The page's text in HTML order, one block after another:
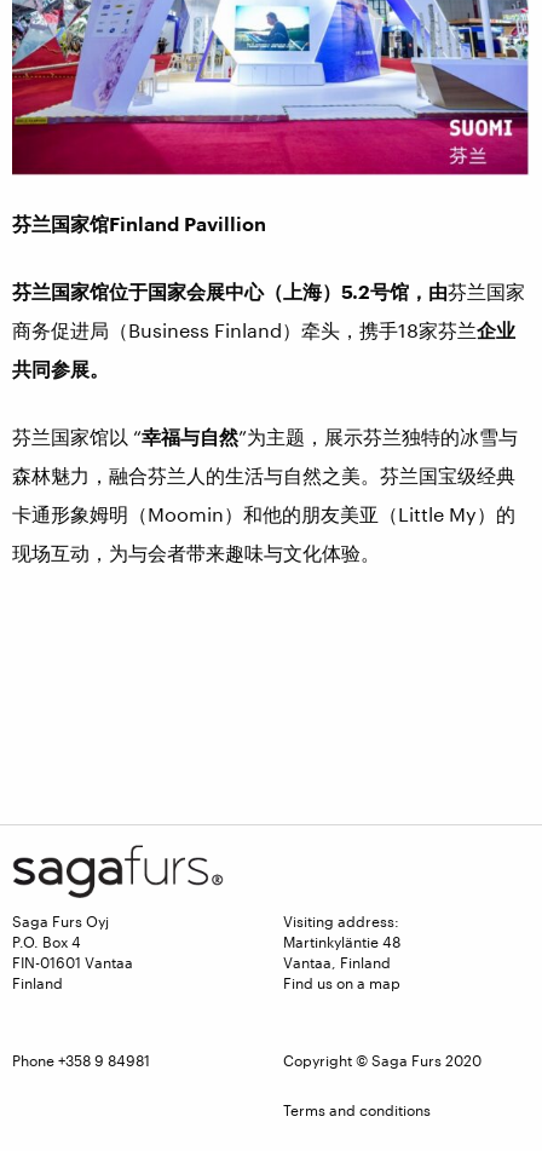
芬兰国家馆Finland Pavillion
芬兰国家馆位于国家会展中心（上海） 5.2号馆 ，由芬兰国家
商务促进局（Business Finland）牵头，携手18家芬兰企业
共同参展。
芬兰国家馆以 “幸福与自然”为主题，展示芬兰独特的冰雪与
森林魅力，融合芬兰人的生活与自然之美。芬兰国宝级经典
卡通形象姆明（Moomin）和他的朋友美亚（Little My）的
现场互动，为与会者带来趣味与文化体验。
Saga Furs Oyj
P.O. Box 4
FIN-01601 Vantaa
Finland
Visiting address:
Martinkyläntie 48
Vantaa, Finland
Find us on a map
Phone +358 9 84981 Copyright © Saga Furs 2020
Terms and conditions